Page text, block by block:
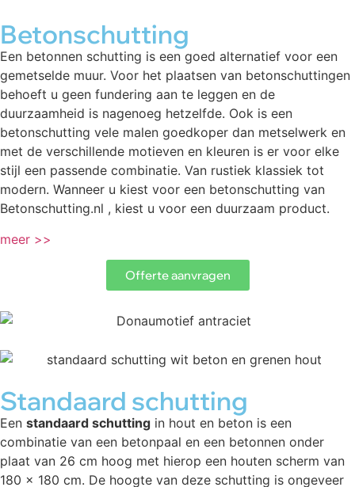
Betonschutting
Een betonnen schutting is een goed alternatief voor een
gemetselde muur. Voor het plaatsen van betonschuttingen
behoeft u geen fundering aan te leggen en de
duurzaamheid is nagenoeg hetzelfde. Ook is een
betonschutting vele malen goedkoper dan metselwerk en
met de verschillende motieven en kleuren is er voor elke
stijl een passende combinatie. Van rustiek klassiek tot
modern. Wanneer u kiest voor een betonschutting van
Betonschutting.nl , kiest u voor een duurzaam product.
meer >>
Offerte aanvragen
Standaard schutting
Een standaard schutting in hout en beton is een
combinatie van een betonpaal en een betonnen onder
plaat van 26 cm hoog met hierop een houten scherm van
180 x 180 cm. De hoogte van deze schutting is ongeveer